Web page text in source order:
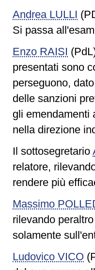
Andrea LULLI
Si passa
Enzo RAISI
presentati sono
perseguono,
delle sanzioni
gli emendamenti
nella direzione
Il sottosegretario
relatore,
rendere più
Massimo
rilevando
solamente
Ludovico VICO